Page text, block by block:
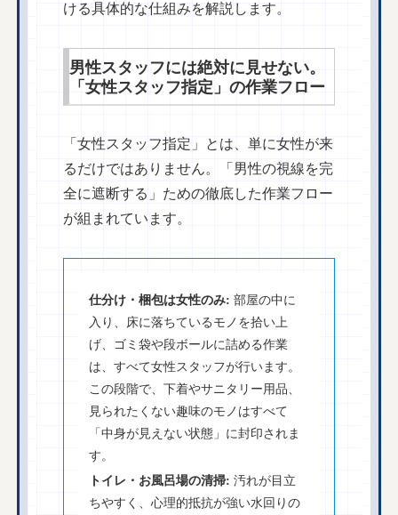
ける具体的な仕組みを解説します。
男性スタッフには絶対に見せない。
「女性スタッフ指定」の作業フロー
「女性スタッフ指定」とは、単に女性が来
るだけではありません。「男性の視線を完
全に遮断する」ための徹底した作業フロー
が組まれています。
仕分け・梱包は女性のみ: 部屋の中に
入り、床に落ちているモノを拾い上
げ、ゴミ袋や段ボールに詰める作業
は、すべて女性スタッフが行います。
この段階で、下着やサニタリー用品、
見られたくない趣味のモノはすべて
「中身が見えない状態」に封印されま
す。
トイレ・お風呂場の清掃: 汚れが目立
ちやすく、心理的抵抗が強い水回りの